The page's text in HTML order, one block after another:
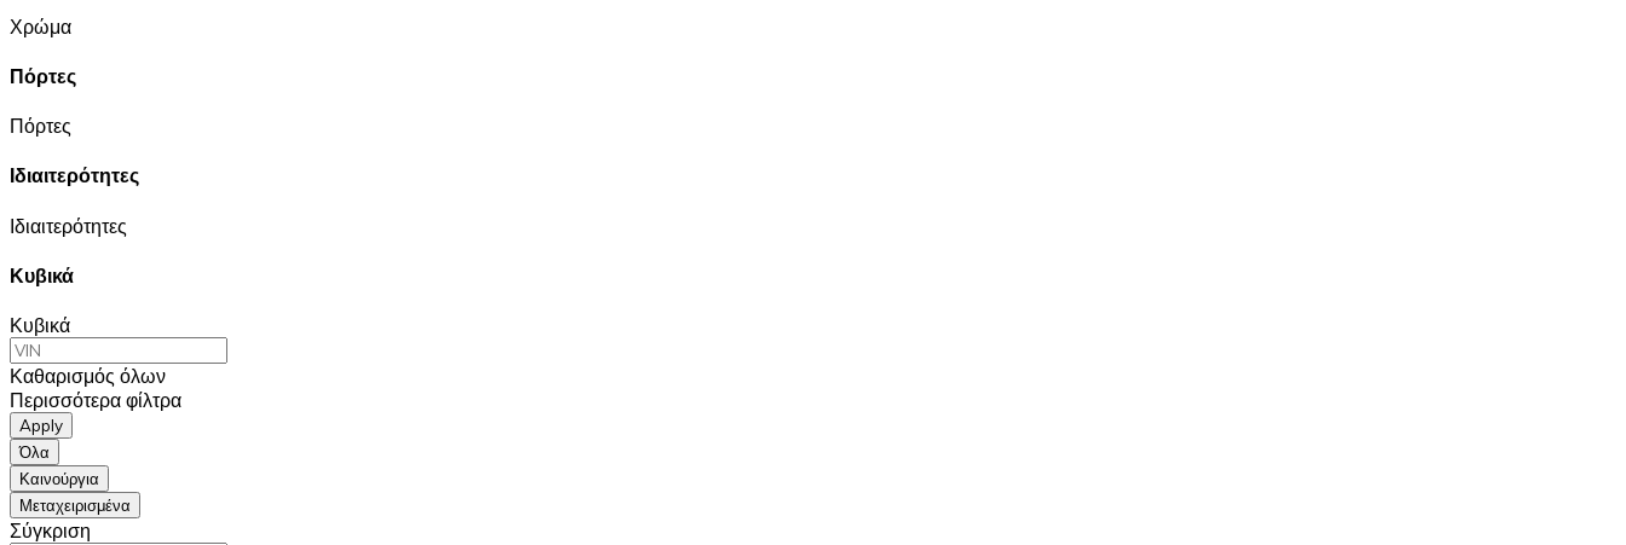
Χρώμα
Πόρτες
Πόρτες
Ιδιαιτερότητες
Ιδιαιτερότητες
Κυβικά
Κυβικά
Καθαρισμός όλων
Περισσότερα φίλτρα
Apply
Όλα
Καινούργια
Μεταχειρισμένα
Σύγκριση